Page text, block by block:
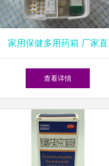
家用保健多用药箱 厂家直
销，守护家庭健康的智慧选
查看详情